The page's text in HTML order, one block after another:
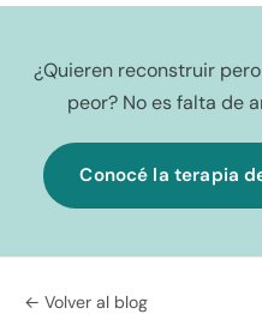
¿Quieren reconstruir
peor? No es falta de
Conocé la terapia
← Volver al blog